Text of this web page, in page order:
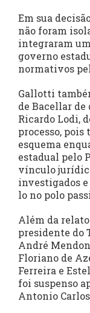
Em sua
não foram
integraram
governo
normativos
Gallotti
de Bacellar de
Ricardo Lodi,
processo,
esquema
estadual pelo
vínculo
investigados
lo no polo
Além da
presidente do
André
Floriano de
Ferreira e
foi suspenso
Antonio